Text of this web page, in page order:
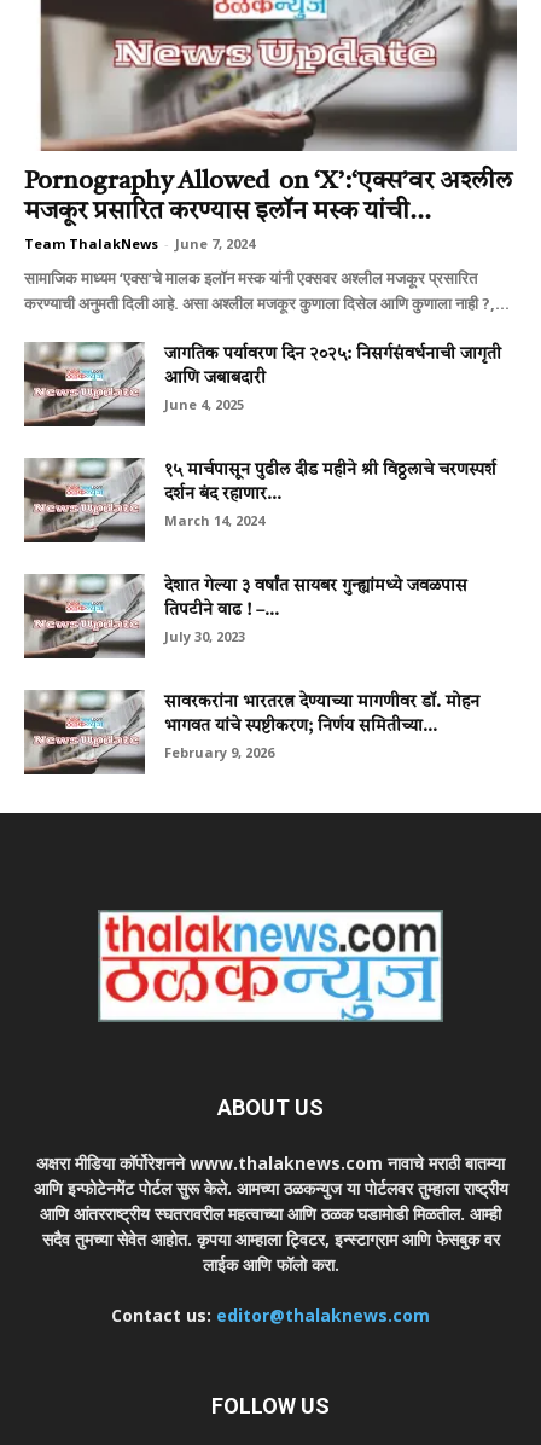
Pornography Allowed on ‘X’:‘एक्स’वर अश्‍लील
मजकूर प्रसारित करण्यास इलॉन मस्क यांची...
Team ThalakNews - June 7, 2024
सामाजिक माध्यम ‘एक्स’चे मालक इलॉन मस्क यांनी एक्सवर अश्‍लील मजकूर प्रसारित
करण्याची अनुमती दिली आहे. असा अश्‍लील मजकूर कुणाला दिसेल आणि कुणाला नाही ?,...
जागतिक पर्यावरण दिन २०२५: निसर्गसंवर्धनाची जागृती
आणि जबाबदारी
June 4, 2025
१५ मार्चपासून पुढील दीड महीने श्री विठ्ठलाचे चरणस्पर्श
दर्शन बंद रहाणार...
March 14, 2024
देशात गेल्या ३ वर्षांत सायबर गुन्ह्यांमध्ये जवळपास
तिपटीने वाढ ! –...
July 30, 2023
सावरकरांना भारतरत्न देण्याच्या मागणीवर डॉ. मोहन
भागवत यांचे स्पष्टीकरण; निर्णय समितीच्या...
February 9, 2026
ABOUT US
अक्षरा मीडिया कॉर्पोरेशनने www.thalaknews.com नावाचे मराठी बातम्या
आणि इन्फोटेनमेंट पोर्टल सुरू केले. आमच्या ठळकन्युज या पोर्टलवर तुम्हाला राष्ट्रीय
आणि आंतरराष्ट्रीय स्घतरावरील महत्वाच्या आणि ठळक घडामोडी मिळतील. आम्ही
सदैव तुमच्या सेवेत आहोत. कृपया आम्हाला ट्विटर, इन्स्टाग्राम आणि फेसबुक वर
लाईक आणि फॉलो करा.
Contact us: editor@thalaknews.com
FOLLOW US